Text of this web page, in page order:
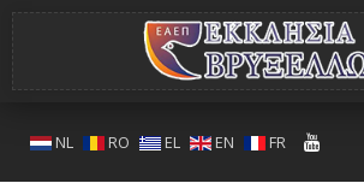
NL RO EL EN FR